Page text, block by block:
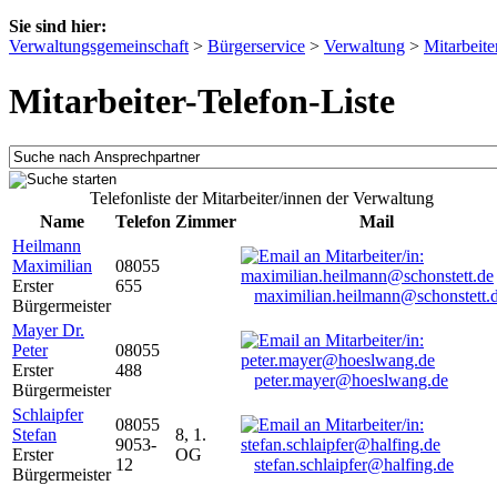
Sie sind hier:
Verwaltungsgemeinschaft > Bürgerservice > Verwaltung >
Mitarbeiter-Telefon-Liste
Telefonliste der Mitarbeiter/innen der Verwaltung
Name
Telefon Zimmer
Mail
Heilmann
Maximilian
Erster
Bürgermeister
08055
655
Mayer Dr.
Peter
Erster
Bürgermeister
08055
488
peter.mayer@hoeslwang.de
Schlaipfer
Stefan
Erster
Bürgermeister
08055
9053-
12
8, 1.
OG
stefan.schlaipfer@halfing.de